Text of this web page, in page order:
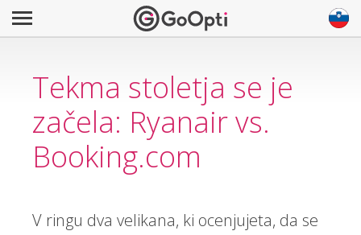
Tekma stoletja se je
začela: Ryanair vs.
Booking.com
V ringu dva velikana, ki ocenjujeta, da se